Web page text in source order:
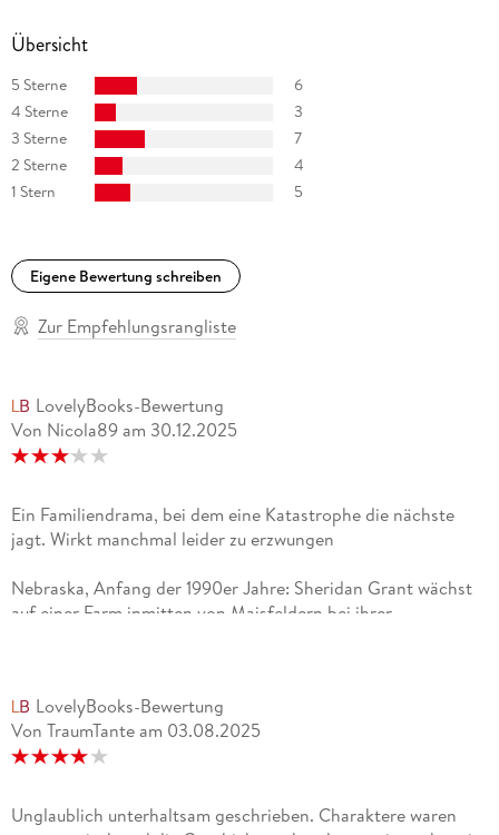
Übersicht
5 Sterne
6
4 Sterne
3
3 Sterne
7
2 Sterne
4
1 Stern
5
Eigene Bewertung schreiben
Zur Empfehlungsrangliste
LovelyBooks-Bewertung
Von Nicola89 am 30.12.2025
Ein Familiendrama, bei dem eine Katastrophe die nächste
jagt. Wirkt manchmal leider zu erzwungen
Nebraska, Anfang der 1990er Jahre: Sheridan Grant wächst
auf einer Farm inmitten von Maisfeldern bei ihrer
Tante Isabella und in ihrer Leidenschaft für die Musik.Der
Farmarbeiter Danny, der Rodeoreiter Nick und der Künstler
Christopher machen ihr den Hof, und sie stößt auf die
Jahren spurlos verschwand.Das Leben ist plötzlich
LovelyBooks-Bewertung
Von TraumTante am 03.08.2025
Unglaublich unterhaltsam geschrieben. Charaktere waren